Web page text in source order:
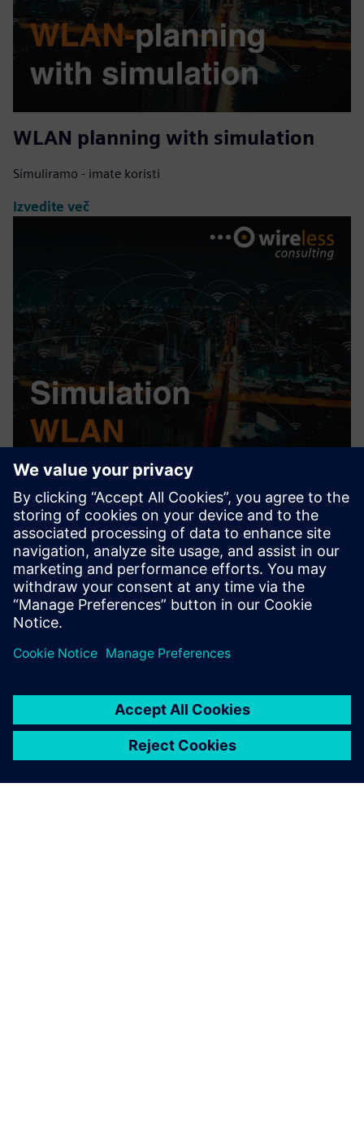
WLAN planning with simulation
Simuliramo - imate koristi
Izvedite več
Simulation WLAN
Simulacija vključuje faze priprave, tehnično izvedbo
vključno z merilno opremo, vrednotenje in naknadno
obdelavo.
Izvedite več